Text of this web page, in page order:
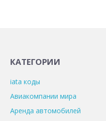
КАТЕГОРИИ
iata коды
Авиакомпании мира
Аренда автомобилей